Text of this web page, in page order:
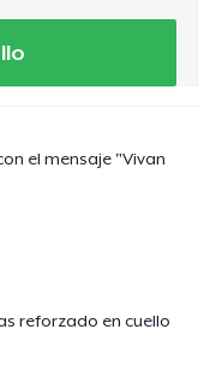
el mensaje "Vivan
reforzado en cuello